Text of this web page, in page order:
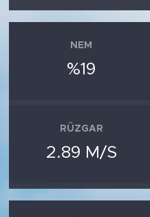
NEM
%19
RÜZGAR
2.89 M/S